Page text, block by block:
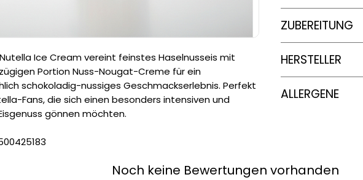
Ice Cream vereint feinstes Haselnusseis mit
Portion Nuss-Nougat-Creme für ein
schokoladig-nussiges Geschmackserlebnis. Perfekt
Fans, die sich einen besonders intensiven und
gönnen möchten.
fettarmer Kakao
Lecithine (Soja),
Guarkernmehl,
Kann
Walnüsse,
und
Energie
davon
Fettsäuren
ZUBEREITUNG
HERSTELLER
DE-60624
ALLERGENE
Macadamianüsse
Noch keine Bewertungen vorhanden